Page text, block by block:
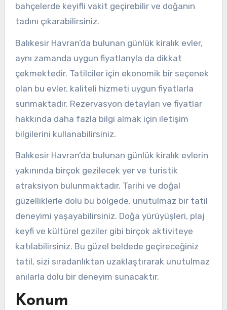
bahçelerde keyifli vakit geçirebilir ve doğanın
tadını çıkarabilirsiniz.
Balıkesir Havran’da bulunan günlük kiralık evler,
aynı zamanda uygun fiyatlarıyla da dikkat
çekmektedir. Tatilciler için ekonomik bir seçenek
olan bu evler, kaliteli hizmeti uygun fiyatlarla
sunmaktadır. Rezervasyon detayları ve fiyatlar
hakkında daha fazla bilgi almak için iletişim
bilgilerini kullanabilirsiniz.
Balıkesir Havran’da bulunan günlük kiralık evlerin
yakınında birçok gezilecek yer ve turistik
atraksiyon bulunmaktadır. Tarihi ve doğal
güzelliklerle dolu bu bölgede, unutulmaz bir tatil
deneyimi yaşayabilirsiniz. Doğa yürüyüşleri, plaj
keyfi ve kültürel geziler gibi birçok aktiviteye
katılabilirsiniz. Bu güzel beldede geçireceğiniz
tatil, sizi sıradanlıktan uzaklaştırarak unutulmaz
anılarla dolu bir deneyim sunacaktır.
Konum